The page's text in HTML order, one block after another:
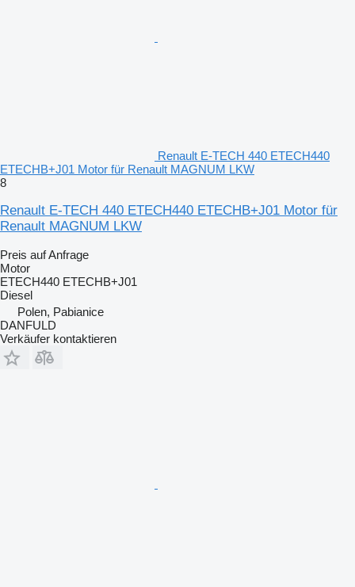
Renault E-TECH 440 ETECH440
ETECHB+J01 Motor für Renault MAGNUM LKW
8
Renault E-TECH 440 ETECH440 ETECHB+J01 Motor für
Renault MAGNUM LKW
Preis auf Anfrage
Motor
ETECH440 ETECHB+J01
Diesel
Polen, Pabianice
DANFULD
Verkäufer kontaktieren